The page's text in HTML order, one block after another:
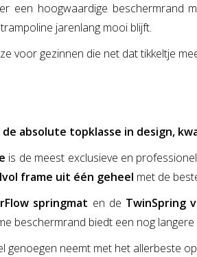
een hoogwaardige beschermrand
jarenlang mooi blijft.
voor gezinnen die net dat tikkeltje
de absolute topklasse in design,
is de meest exclusieve en
frame uit één geheel met de
springmat en de TwinSpring
beschermrand biedt een nog
genoegen neemt met het allerbeste